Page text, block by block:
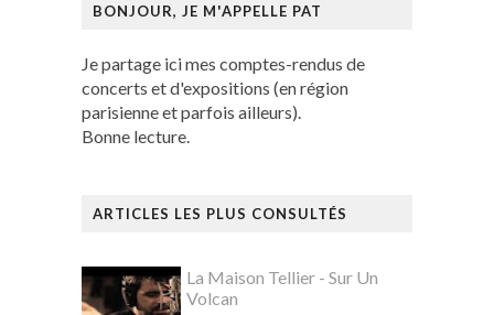
BONJOUR, JE M'APPELLE PAT
Je partage ici mes comptes-rendus de
concerts et d'expositions (en région
parisienne et parfois ailleurs).
Bonne lecture.
ARTICLES LES PLUS CONSULTÉS
La Maison Tellier - Sur Un
Volcan